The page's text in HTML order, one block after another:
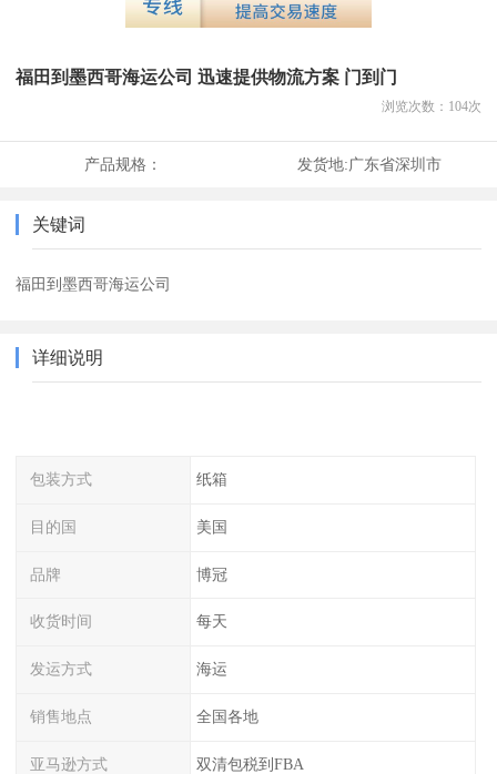
福田到墨西哥海运公司 迅速提供物流方案 门到门
浏览次数： 104次
产品规格： 发货地:广东省深圳市
关键词
福田到墨西哥海运公司
详细说明
包装方式 纸箱
目的国 美国
品牌 博冠
收货时间 每天
发运方式 海运
销售地点 全国各地
亚马逊方式 双清包税到FBA